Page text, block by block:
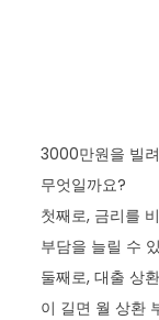
3000만원을 빌
무엇일까요?
첫째로, 금리를
부담을 늘릴 수
둘째로, 대출 상
이 길면 월 상환